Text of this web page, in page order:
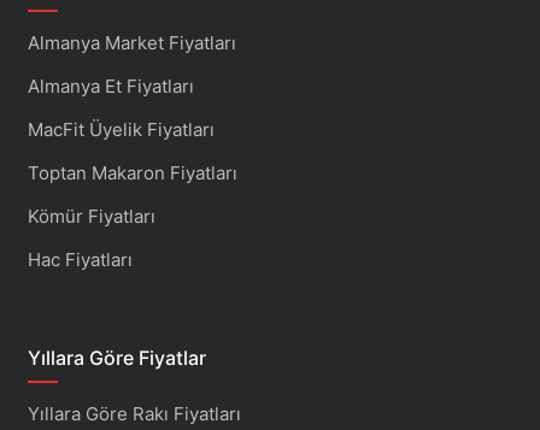
Almanya Market Fiyatları
Almanya Et Fiyatları
MacFit Üyelik Fiyatları
Toptan Makaron Fiyatları
Kömür Fiyatları
Hac Fiyatları
Yıllara Göre Fiyatlar
Yıllara Göre Rakı Fiyatları